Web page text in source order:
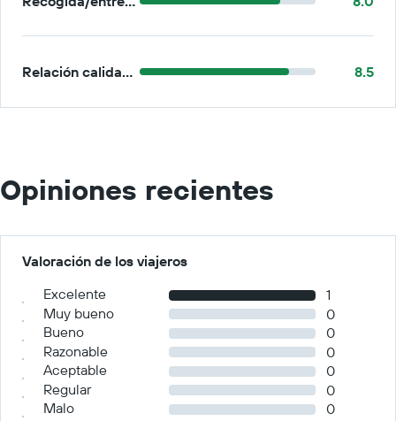
Relación calidad-precio 8.5
Opiniones recientes
Valoración de los viajeros
Excelente
1
Muy bueno
0
Bueno
0
Razonable
0
Aceptable
0
Regular
0
Malo
0